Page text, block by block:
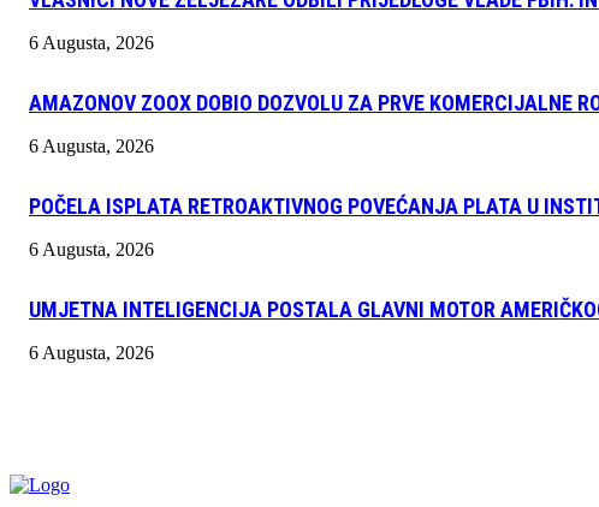
6 Augusta, 2026
AMAZONOV ZOOX DOBIO DOZVOLU ZA PRVE KOMERCIJALNE
6 Augusta, 2026
POČELA ISPLATA RETROAKTIVNOG POVEĆANJA PLATA U
6 Augusta, 2026
UMJETNA INTELIGENCIJA POSTALA GLAVNI MOTOR
6 Augusta, 2026